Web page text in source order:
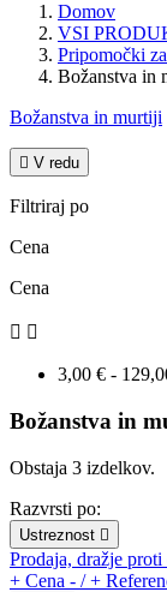
Domov
VSI
Pripomočki
Božanstva in
Božanstva in murtiji
 V redu
Filtriraj po
Cena
Cena
 
3,00 € -
Božanstva in
Obstaja 3 izdelkov.
Razvrsti po:
Ustreznost 
Prodaja, dražje proti
+ Cena - / +